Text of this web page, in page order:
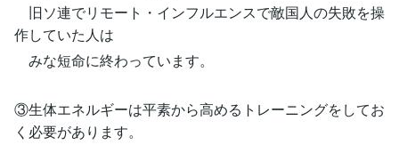
旧ソ連でリモート・インフルエンスで敵国人の失敗を操
作していた人は
みな短命に終わっています。
③生体エネルギーは平素から高めるトレーニングをしてお
く必要があります。